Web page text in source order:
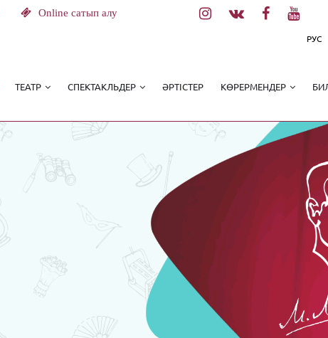
Online сатып алу
РУС
ТЕАТР СПЕКТАКЛЬДЕР ӘРТІСТЕР КӨРЕРМЕНДЕР